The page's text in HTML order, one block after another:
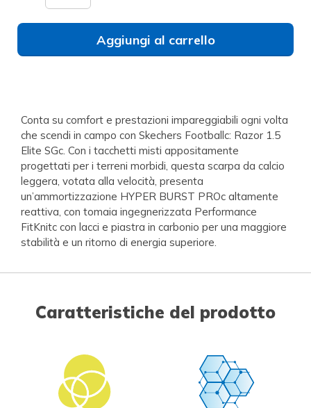
Aggiungi al carrello
Conta su comfort e prestazioni impareggiabili ogni volta
che scendi in campo con Skechers Footballc: Razor 1.5
Elite SGc. Con i tacchetti misti appositamente
progettati per i terreni morbidi, questa scarpa da calcio
leggera, votata alla velocità, presenta
un’ammortizzazione HYPER BURST PROc altamente
reattiva, con tomaia ingegnerizzata Performance
FitKnitc con lacci e piastra in carbonio per una maggiore
stabilità e un ritorno di energia superiore.
Caratteristiche del prodotto